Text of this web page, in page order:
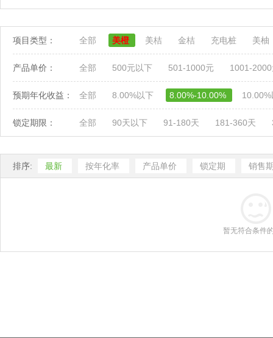
项目类型： 全部 美橙 美桔 金桔 充电桩 美柚
产品单价： 全部 500元以下 501-1000元 1001-
预期年化收益： 全部 8.00%以下 8.00%-10.00%
锁定期限： 全部 90天以下 91-180天 181-360天
排序: 最新 按年化率 产品单价 锁定期 销售
暂无符合条件